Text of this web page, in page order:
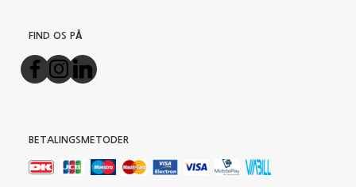
FIND OS PÅ
BETALINGSMETODER